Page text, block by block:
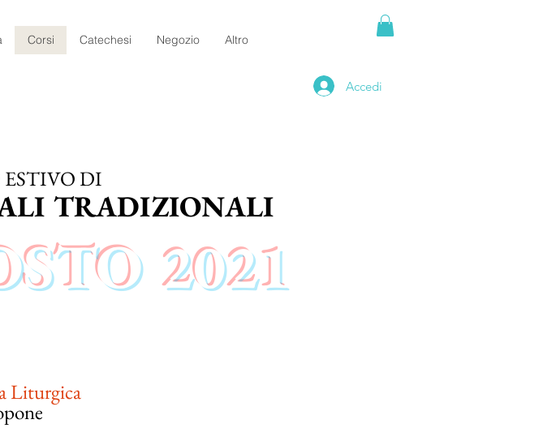
Corsi Catechesi Negozio Altro
Accedi
DI
TRADIZIONALI
2021
Liturgica